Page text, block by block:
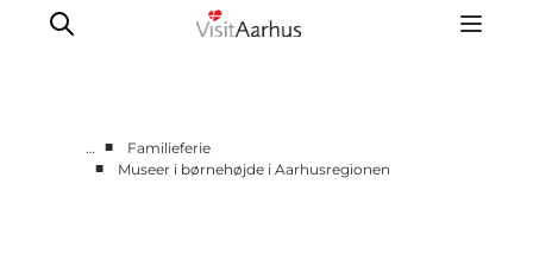
… ■
Familieferie
■
Museer i børnehøjde i Aarhusregionen